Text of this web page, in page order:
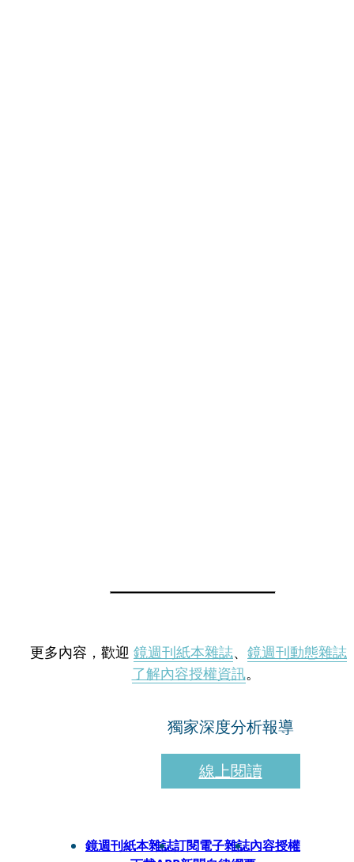
更多內容，歡迎 鏡週刊紙本雜誌、 鏡週刊動態雜誌
了解內容授權資訊。
獨家深度分析報導
線上閱讀
鏡週刊紙本雜誌訂閱電子雜誌內容授權